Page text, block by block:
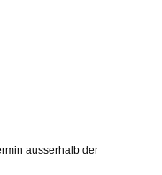
ausserhalb der